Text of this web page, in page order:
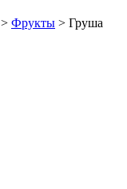
> Фрукты > Груша